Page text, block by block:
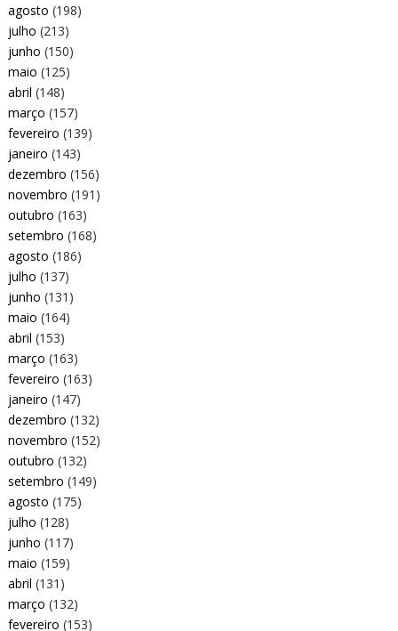
agosto (198)
julho (213)
junho (150)
maio (125)
abril (148)
março (157)
fevereiro (139)
janeiro (143)
dezembro (156)
novembro (191)
outubro (163)
setembro (168)
agosto (186)
julho (137)
junho (131)
maio (164)
abril (153)
março (163)
fevereiro (163)
janeiro (147)
dezembro (132)
novembro (152)
outubro (132)
setembro (149)
agosto (175)
julho (128)
junho (117)
maio (159)
abril (131)
março (132)
fevereiro (153)